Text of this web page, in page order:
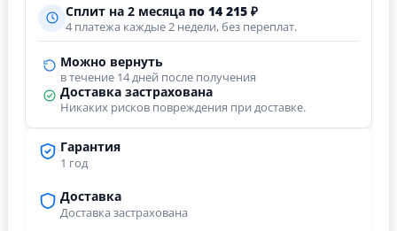
Гарантия
1 год
Доставка
Доставка застрахована
Сплит на 2 месяца по 14 215 ₽
4 платежа каждые 2 недели, без переплат.
Можно вернуть
в течение 14 дней после получения
Доставка застрахована
Никаких рисков повреждения при доставке.